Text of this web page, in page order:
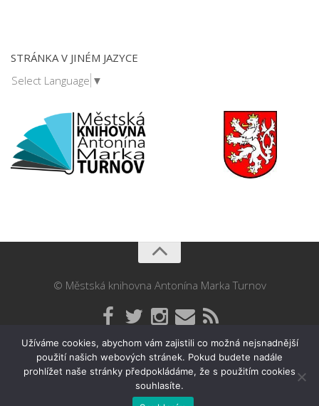
STRÁNKA V JINÉM JAZYCE
Select Language ▼
© Městská knihovna Antonína Marka Turnov
Užíváme cookies, abychom vám zajistili co možná nejsnadnější
použití našich webových stránek. Pokud budete nadále
prohlížet naše stránky předpokládáme, že s použitím cookies
souhlasíte.